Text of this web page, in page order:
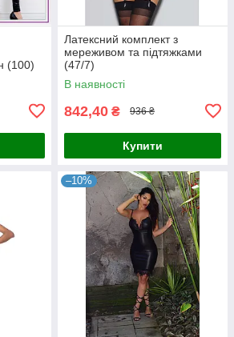
(100)
Латексний комплект з
мереживом та підтяжками
(47/7)
В наявності
842,40 ₴ 936 ₴
Купити
–10%